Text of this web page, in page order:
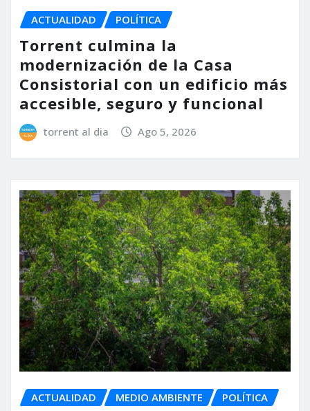
ACTUALIDAD POLÍTICA
Torrent culmina la
modernización de la Casa
Consistorial con un edificio más
accesible, seguro y funcional
torrent al dia Ago 5, 2026
ACTUALIDAD MEDIO AMBIENTE POLÍTICA